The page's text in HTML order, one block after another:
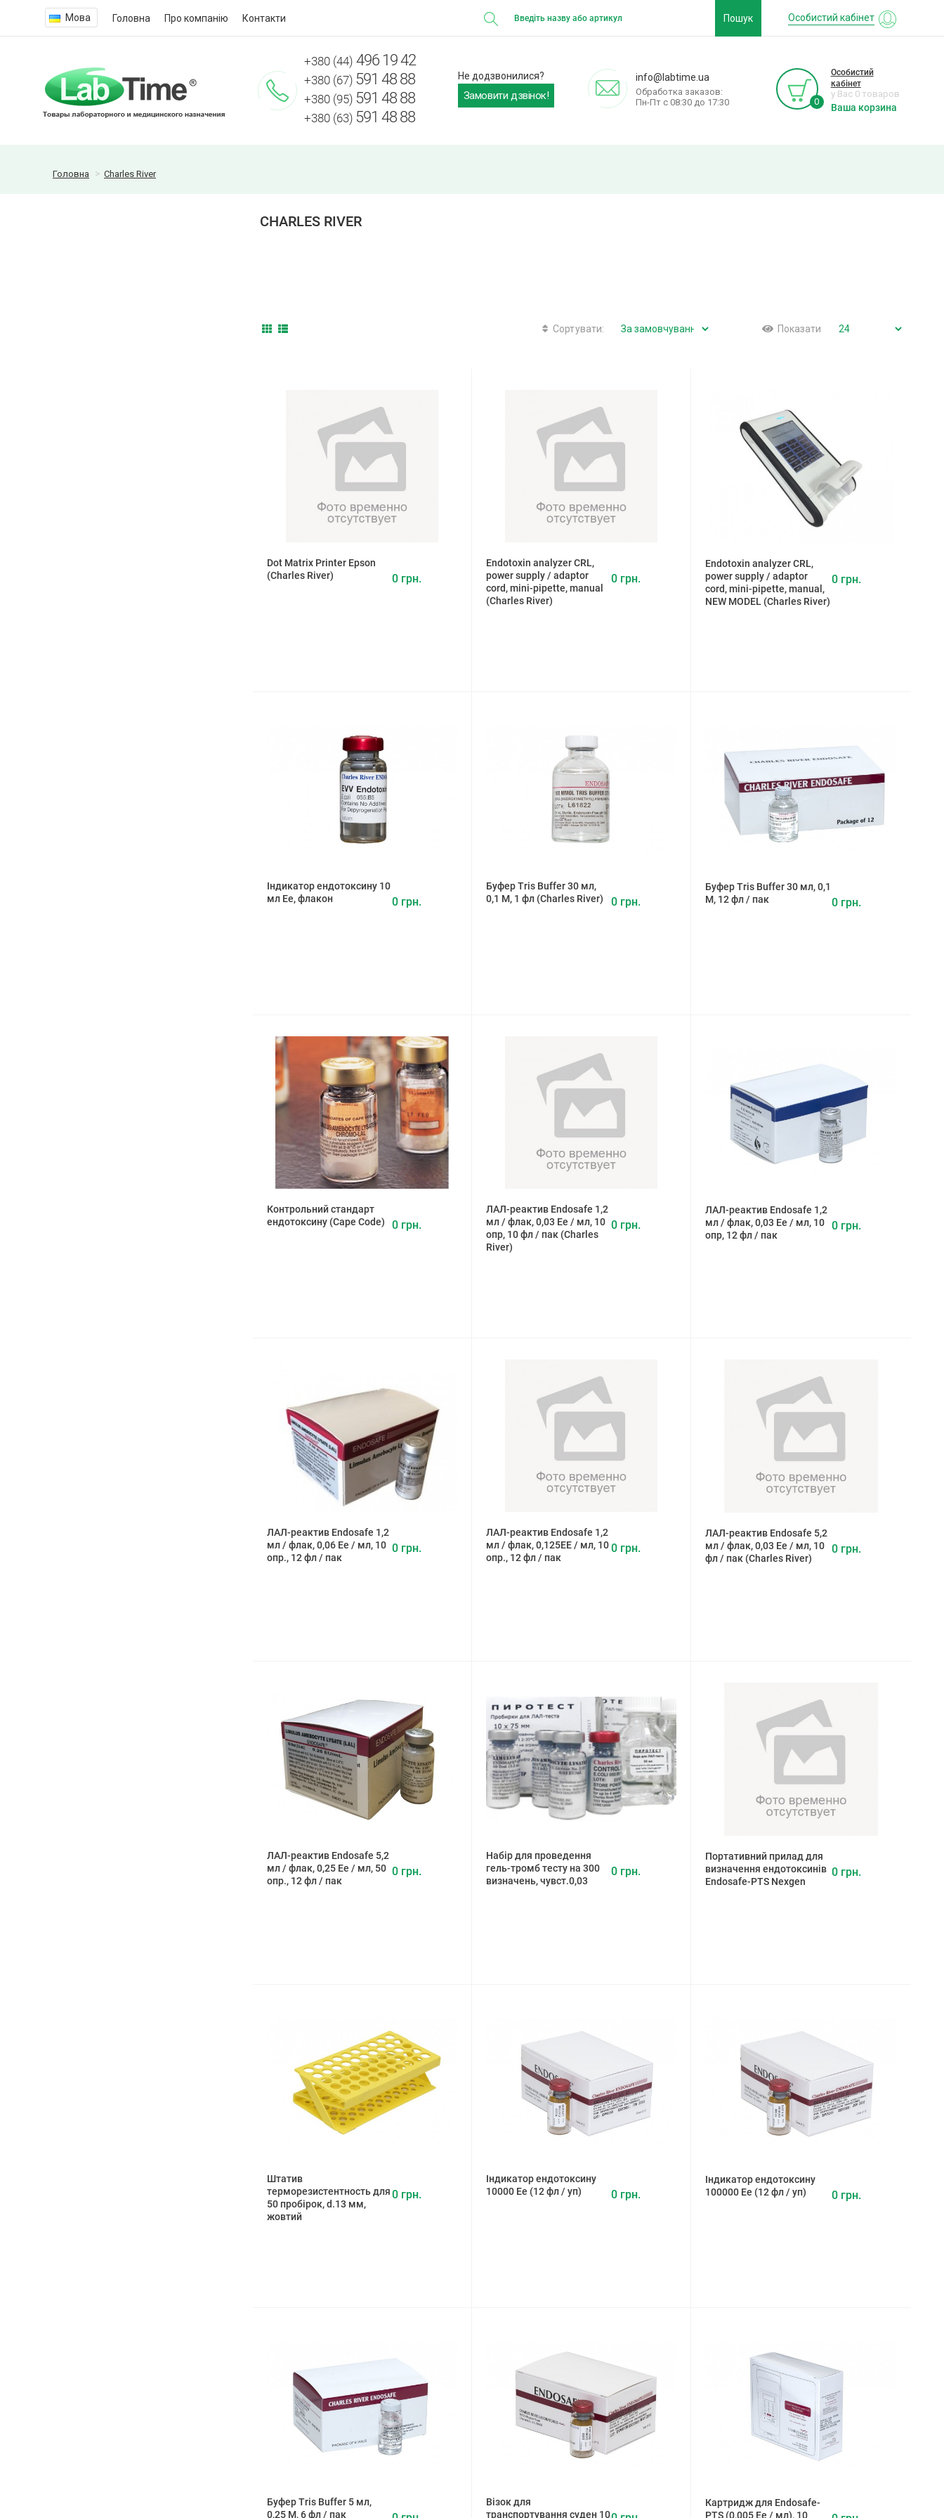
Мова Головна Про компанію Контакти Пошук Особистий кабінет
+380 (44) 496 19 42
+380 (67) 591 48 88
+380 (95) 591 48 88
+380 (63) 591 48 88
Не додзвонилися?
Замовити дзвінок!
info@labtime.ua
Обработка заказов:
Пн-Пт с 08:30 до 17:30
0
Особистий
кабінет
у Вас 0 товаров
Ваша корзина
Головна Charles River
CHARLES RIVER
Сортувати: Показати
Dot Matrix Printer Epson
(Charles River)
0 грн.
Endotoxin analyzer CRL,
power supply / adaptor
cord, mini-pipette, manual
(Charles River)
0 грн.
Endotoxin analyzer CRL,
power supply / adaptor
cord, mini-pipette, manual,
NEW MODEL (Charles River)
0 грн.
Індикатор ендотоксину 10
мл Ее, флакон
0 грн.
Буфер Tris Buffer 30 мл,
0,1 М, 1 фл (Charles River)
0 грн.
Буфер Tris Buffer 30 мл, 0,1
М, 12 фл / пак
0 грн.
Контрольний стандарт
ендотоксину (Cape Code)
0 грн.
ЛАЛ-реактив Endosafe 1,2
мл / флак, 0,03 Ее / мл, 10
опр, 10 фл / пак (Charles
River)
0 грн.
ЛАЛ-реактив Endosafe 1,2
мл / флак, 0,03 Ее / мл, 10
опр, 12 фл / пак
0 грн.
ЛАЛ-реактив Endosafe 1,2
мл / флак, 0,06 Ее / мл, 10
опр., 12 фл / пак
0 грн.
ЛАЛ-реактив Endosafe 1,2
мл / флак, 0,125ЕЕ / мл, 10
опр., 12 фл / пак
0 грн.
ЛАЛ-реактив Endosafe 5,2
мл / флак, 0,03 Ее / мл, 10
фл / пак (Charles River)
0 грн.
ЛАЛ-реактив Endosafe 5,2
мл / флак, 0,25 Ее / мл, 50
опр., 12 фл / пак
0 грн.
Набір для проведення
гель-тромб тесту на 300
визначень, чувст.0,03
0 грн.
Портативний прилад для
визначення ендотоксинів
Endosafe-PTS Nexgen
0 грн.
Штатив
терморезистентность для
50 пробірок, d.13 мм,
жовтий
0 грн.
Індикатор ендотоксину
10000 Ее (12 фл / уп)
0 грн.
Індикатор ендотоксину
100000 Ее (12 фл / уп)
0 грн.
Буфер Tris Buffer 5 мл,
0,25 М, 6 фл / пак
Візок для
транспортування суден 10
Картридж для Endosafe-
PTS (0,005 Ее / мл), 10